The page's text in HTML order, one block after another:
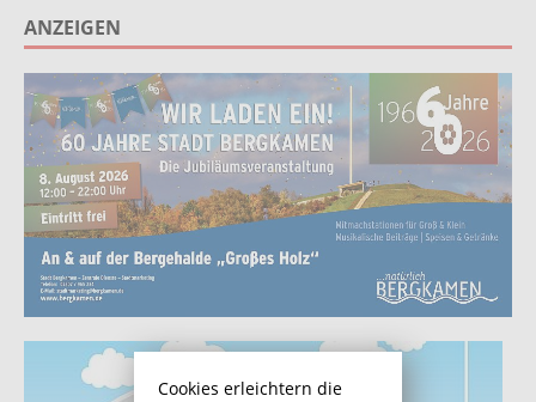
ANZEIGEN
Cookies erleichtern die